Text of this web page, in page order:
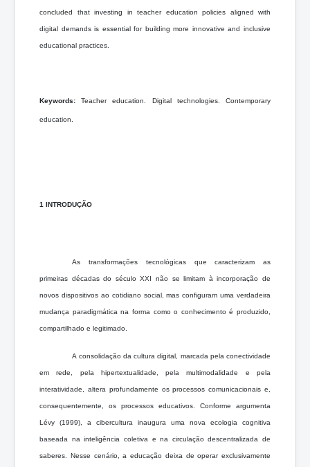
concluded that investing in teacher education policies aligned with
digital demands is essential for building more innovative and inclusive
educational practices.
Keywords: Teacher education. Digital technologies. Contemporary
education.
1 INTRODUÇÃO
As transformações tecnológicas que caracterizam as
primeiras décadas do século XXI não se limitam à incorporação de
novos dispositivos ao cotidiano social, mas configuram uma verdadeira
mudança paradigmática na forma como o conhecimento é produzido,
compartilhado e legitimado.
A consolidação da cultura digital, marcada pela conectividade
em rede, pela hipertextualidade, pela multimodalidade e pela
interatividade, altera profundamente os processos comunicacionais e,
consequentemente, os processos educativos. Conforme argumenta
Lévy (1999), a cibercultura inaugura uma nova ecologia cognitiva
baseada na inteligência coletiva e na circulação descentralizada de
saberes. Nesse cenário, a educação deixa de operar exclusivamente